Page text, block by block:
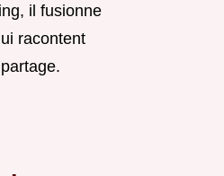
il fusionne
racontent